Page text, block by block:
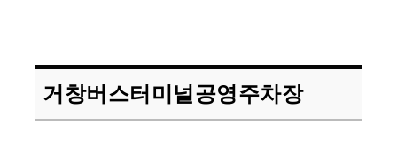
거창버스터미널공영주차장